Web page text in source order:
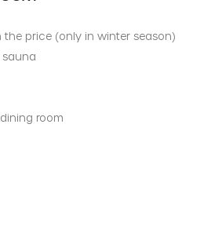
the price (only in winter season)
sauna
room